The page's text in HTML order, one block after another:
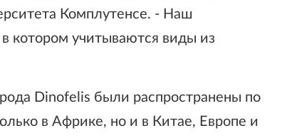
Комплутенсе. - Наш
котором учитываются виды из
Dinofelis были распространены по
в Африке, но и в Китае, Европе и